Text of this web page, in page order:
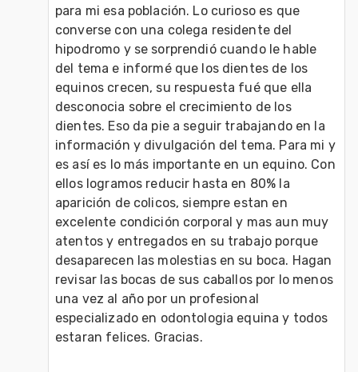
para mi esa población. Lo curioso es que
converse con una colega residente del
hipodromo y se sorprendió cuando le hable
del tema e informé que los dientes de los
equinos crecen, su respuesta fué que ella
desconocia sobre el crecimiento de los
dientes. Eso da pie a seguir trabajando en la
información y divulgación del tema. Para mi y
es así es lo más importante en un equino. Con
ellos logramos reducir hasta en 80% la
aparición de colicos, siempre estan en
excelente condición corporal y mas aun muy
atentos y entregados en su trabajo porque
desaparecen las molestias en su boca. Hagan
revisar las bocas de sus caballos por lo menos
una vez al año por un profesional
especializado en odontologia equina y todos
estaran felices. Gracias.